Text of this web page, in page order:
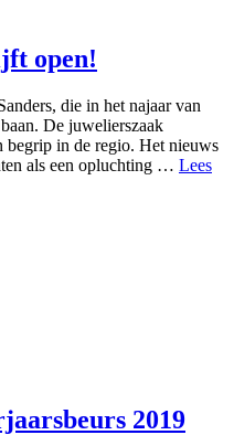
open!
die in het najaar van
De juwelierszaak
begrip in de regio. Het nieuws
als een opluchting … Lees
2019